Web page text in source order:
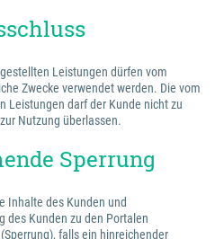
Leistungen dürfen vom
Zwecke verwendet werden. Die vom
Leistungen darf der Kunde nicht zu
Nutzung überlassen.
Sperrung
Inhalte des Kunden und
des Kunden zu den Portalen
falls ein hinreichender